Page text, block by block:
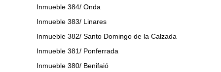
Inmueble 384/ Onda
Inmueble 383/ Linares
Inmueble 382/ Santo Domingo de la Calzada
Inmueble 381/ Ponferrada
Inmueble 380/ Benifaió